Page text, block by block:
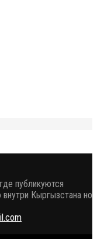
публикуются
Кыргызстана но